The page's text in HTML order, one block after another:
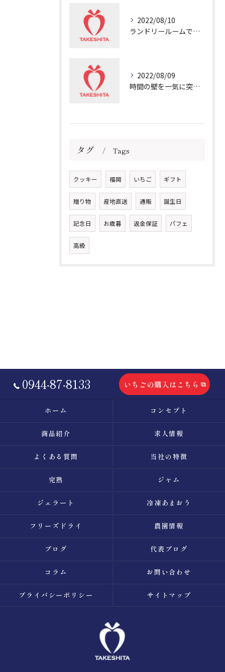
2022/08/10
ランドリールームで冷や汗💦
2022/08/09
時間の壁を一気に突き破る非日常
タグ Tags
クッキー 福岡 いちご ギフト
贈り物 産地直送 通販 誕生日
記念日 お歳暮 返金保証 パフェ
高級
0944-87-8133 いちごの購入はこちら
ホーム コンセプト
商品紹介 求人情報
よくある質問 当社の特徴
完熟 ジャム
ジェラート 冷凍あまおう
フリーズドライ 農園情報
ブログ 代表ブログ
コラム お問い合わせ
プライバシーポリシー サイトマップ